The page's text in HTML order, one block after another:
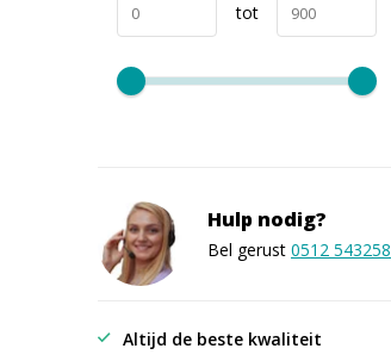
tot
Hulp nodig?
Bel gerust 0512 543258
Altijd de beste kwaliteit